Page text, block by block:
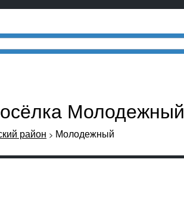
Молодежный
район > Молодежный